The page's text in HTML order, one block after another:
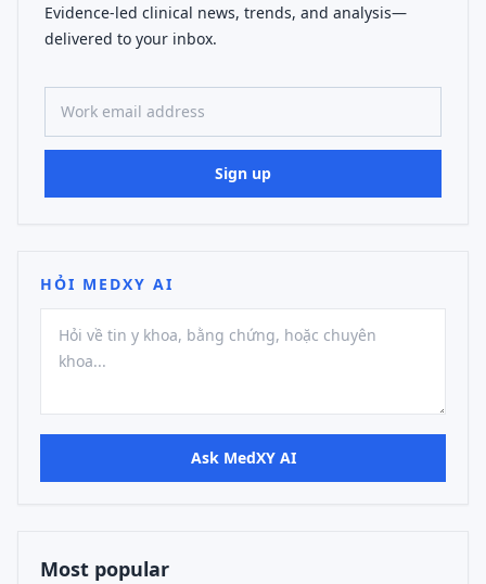
Evidence-led clinical news, trends, and analysis—
delivered to your inbox.
Work email address
Sign up
HỎI MEDXY AI
Ask MedXY AI
Most popular